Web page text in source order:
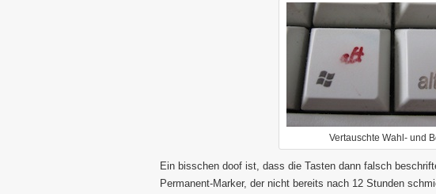
Vertauschte Wahl- und
Ein bisschen doof ist, dass die Tasten dann falsch
Permanent-Marker, der nicht bereits nach 12 Stunden